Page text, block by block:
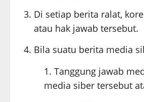
Di setiap berita ralat,
atau hak jawab tersebut.
Bila suatu berita media
Tanggung jawab
media siber tersebut